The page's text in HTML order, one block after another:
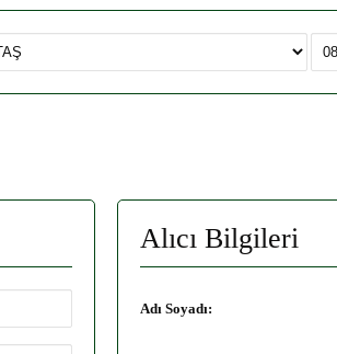
Alıcı Bilgileri
Adı Soyadı: